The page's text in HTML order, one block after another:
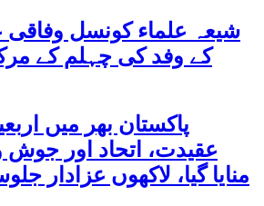
شیعہ علماء کونسل وفاقی
کے وفد کی چہلم کے
عقیدت، اتحاد اور جوش
منایا گیا، لاکھوں عزادار